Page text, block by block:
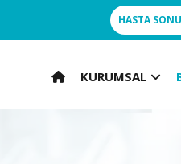
HASTA
KURUMSAL